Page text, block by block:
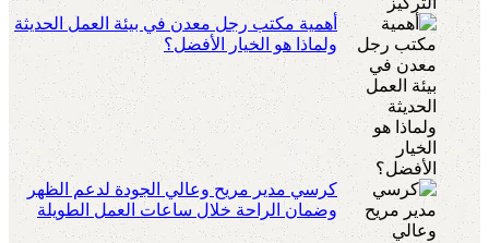
أهمية مكتب رجل معدن في بيئة العمل الحديثة
ولماذا هو الخيار الأفضل؟
كرسي مدير مريح وعالي الجودة لدعم الظهر
وضمان الراحة خلال ساعات العمل الطويلة